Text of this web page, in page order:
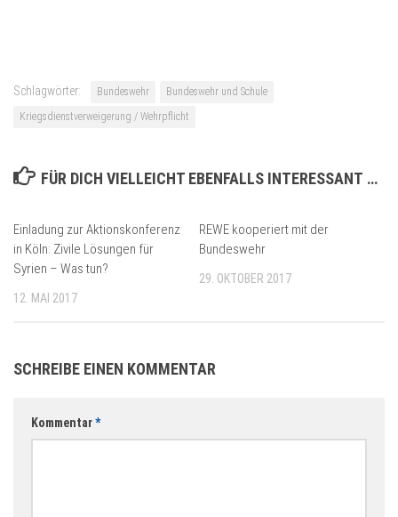
Schlagwörter: Bundeswehr
Bundeswehr und Schule
Kriegsdienstverweigerung / Wehrpflicht
FÜR DICH VIELLEICHT EBENFALLS INTERESSANT …
Einladung zur Aktionskonferenz
in Köln: Zivile Lösungen für
Syrien – Was tun?
12. MAI 2017
REWE kooperiert mit der
Bundeswehr
29. OKTOBER 2017
SCHREIBE EINEN KOMMENTAR
Kommentar*